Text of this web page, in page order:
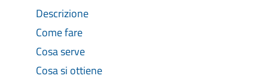
Descrizione
Come fare
Cosa serve
Cosa si ottiene